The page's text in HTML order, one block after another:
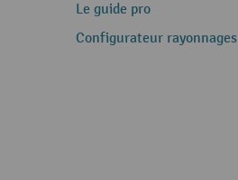
Le guide pro
Configurateur rayonnages